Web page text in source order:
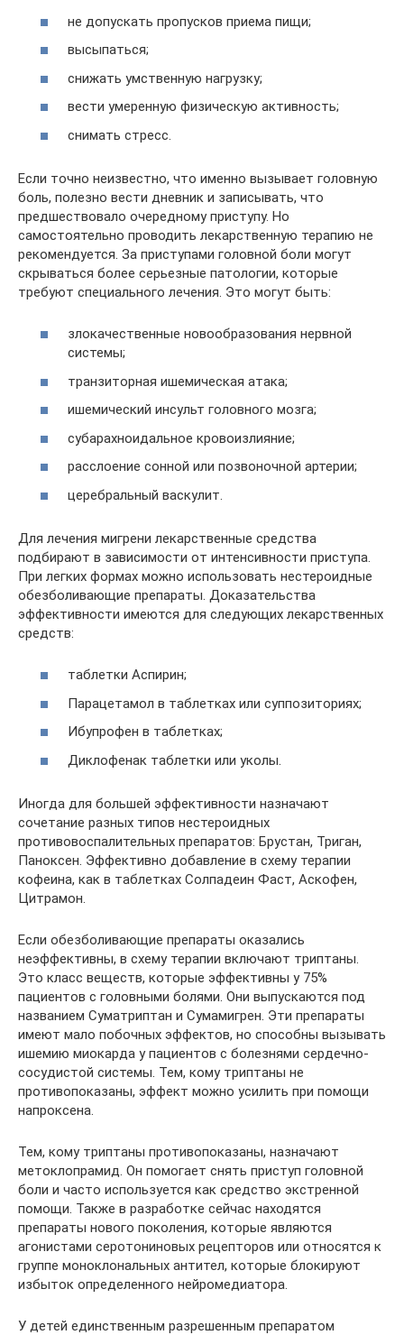
не допускать пропусков приема пищи;
высыпаться;
снижать умственную нагрузку;
вести умеренную физическую активность;
снимать стресс.
Если точно неизвестно, что именно вызывает головную
боль, полезно вести дневник и записывать, что
предшествовало очередному приступу. Но
самостоятельно проводить лекарственную терапию не
рекомендуется. За приступами головной боли могут
скрываться более серьезные патологии, которые
требуют специального лечения. Это могут быть:
злокачественные новообразования нервной
системы;
транзиторная ишемическая атака;
ишемический инсульт головного мозга;
субарахноидальное кровоизлияние;
расслоение сонной или позвоночной артерии;
церебральный васкулит.
Для лечения мигрени лекарственные средства
подбирают в зависимости от интенсивности приступа.
При легких формах можно использовать нестероидные
обезболивающие препараты. Доказательства
эффективности имеются для следующих лекарственных
средств:
таблетки Аспирин;
Парацетамол в таблетках или суппозиториях;
Ибупрофен в таблетках;
Диклофенак таблетки или уколы.
Иногда для большей эффективности назначают
сочетание разных типов нестероидных
противовоспалительных препаратов: Брустан, Триган,
Паноксен. Эффективно добавление в схему терапии
кофеина, как в таблетках Солпадеин Фаст, Аскофен,
Цитрамон.
Если обезболивающие препараты оказались
неэффективны, в схему терапии включают триптаны.
Это класс веществ, которые эффективны у 75%
пациентов с головными болями. Они выпускаются под
названием Суматриптан и Сумамигрен. Эти препараты
имеют мало побочных эффектов, но способны вызывать
ишемию миокарда у пациентов с болезнями сердечно-
сосудистой системы. Тем, кому триптаны не
противопоказаны, эффект можно усилить при помощи
напроксена.
Тем, кому триптаны противопоказаны, назначают
метоклопрамид. Он помогает снять приступ головной
боли и часто используется как средство экстренной
помощи. Также в разработке сейчас находятся
препараты нового поколения, которые являются
агонистами серотониновых рецепторов или относятся к
группе моноклональных антител, которые блокируют
избыток определенного нейромедиатора.
У детей единственным разрешенным препаратом